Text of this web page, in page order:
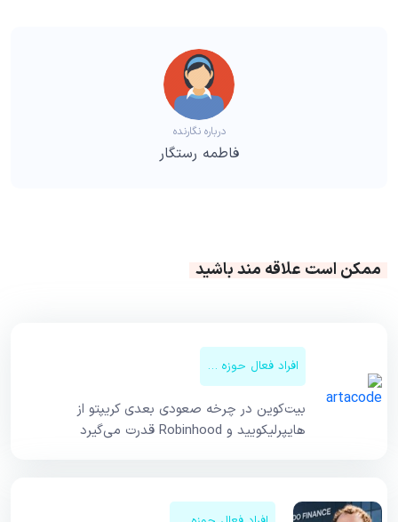
درباره نگارنده
فاطمه رستگار
ممکن است علاقه مند باشید
افراد فعال حوزه کریپتو
بیت‌کوین در چرخه صعودی بعدی کریپتو از
هایپرلیکویید و Robinhood قدرت می‌گیرد